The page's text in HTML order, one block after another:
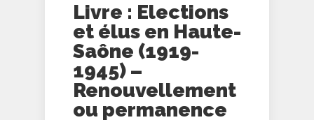
Livre : Elections
et élus en Haute-
Saône (1919-
1945) –
Renouvellement
ou permanence